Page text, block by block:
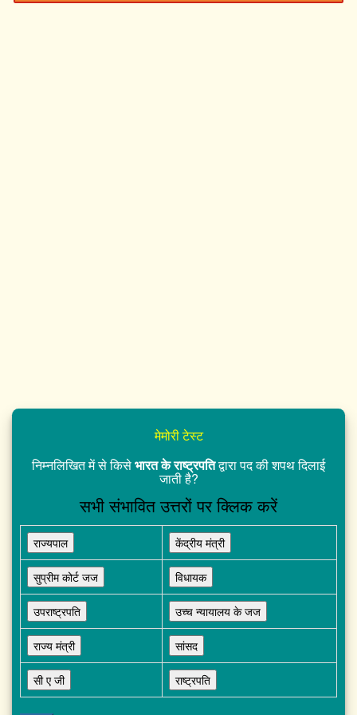
मेमोरी टेस्ट
निम्नलिखित में से किसेभारत के राष्ट्रपतिद्वारा पद की शपथ दिलाई
जाती है?
सभी संभावित उत्तरों पर क्लिक करें
राज्यपाल केंद्रीय मंत्री
सुप्रीम कोर्ट जज विधायक
उपराष्ट्रपति उच्च न्यायालय के जज
राज्य मंत्री सांसद
सी ए जी राष्ट्रपति